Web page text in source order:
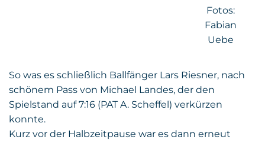
Fotos:
Fabian
Uebe
So was es schließlich Ballfänger Lars Riesner, nach
schönem Pass von Michael Landes, der den
Spielstand auf 7:16 (PAT A. Scheffel) verkürzen
konnte.
Kurz vor der Halbzeitpause war es dann erneut